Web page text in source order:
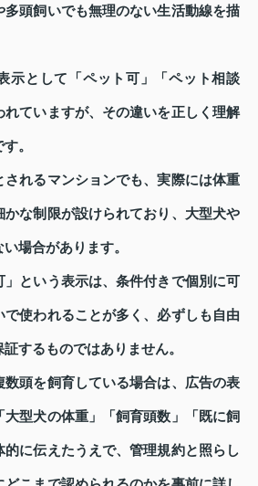
多頭飼いでも無理のない生活動線を描
示として「ペット可」「ペット相談
れていますが、その違いを正しく理解
。
されるマンションでも、実際には体重
かな制限が設けられており、大型犬や
場合があります。
」という表示は、条件付きで個別に可
使われることが多く、必ずしも自由
するものではありません。
数頭を飼育している場合は、広告の表
型犬の体重」「飼育頭数」「既に飼
的に伝えたうえで、管理規約と照らし